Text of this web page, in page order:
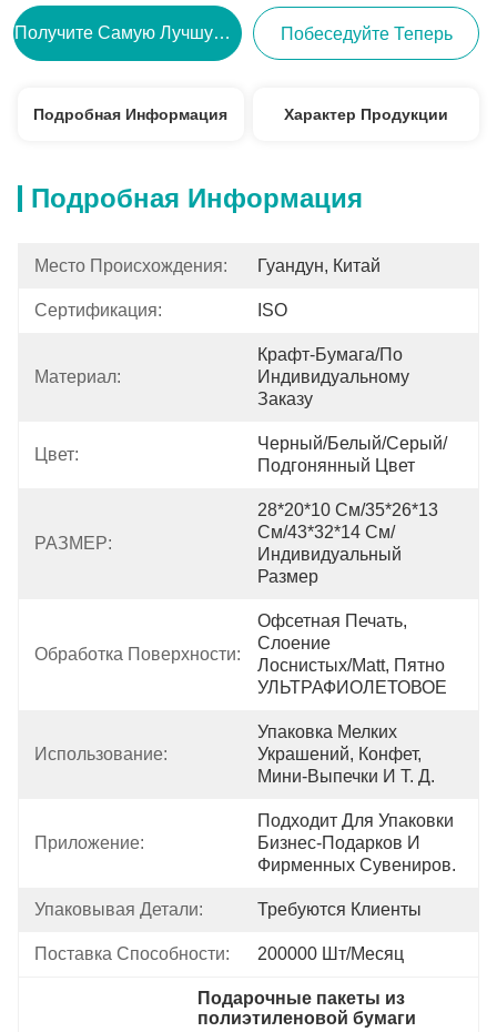
Получите Самую Лучшую Цену Побеседуйте Теперь
Подробная Информация Характер Продукции
Подробная Информация
Место Происхождения: Гуандун, Китай
Сертификация: ISO
Материал:
Крафт-Бумага/по
Индивидуальному
Заказу
Цвет:
Черный/белый/серый/
Подгонянный Цвет
РАЗМЕР:
28*20*10 См/35*26*13
См/43*32*14 См/
Индивидуальный
Размер
Обработка Поверхности:
Офсетная Печать,
Слоение
Лоснистых/Matt, Пятно
УЛЬТРАФИОЛЕТОВОЕ
Использование:
Упаковка Мелких
Украшений, Конфет,
Мини-Выпечки И Т. Д.
Приложение:
Подходит Для Упаковки
Бизнес-Подарков И
Фирменных Сувениров.
Упаковывая Детали: Требуются Клиенты
Поставка Способности: 200000 Шт/месяц
Подарочные пакеты из
полиэтиленовой бумаги